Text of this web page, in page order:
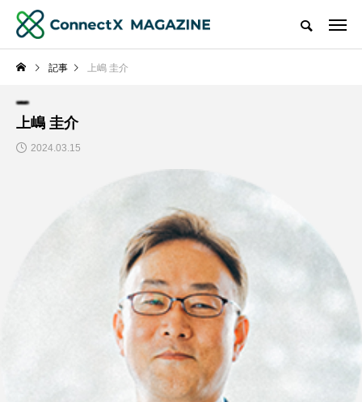
記事 上嶋 圭介
上嶋 圭介
2024.03.15